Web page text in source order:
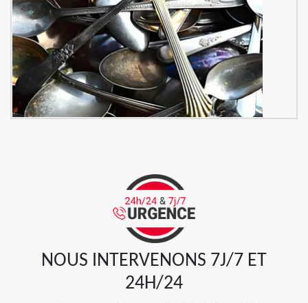
NOUS INTERVENONS 7J/7 ET
24H/24